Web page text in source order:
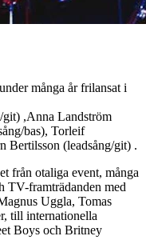
många år frilansat i
git) ,Anna Landström
bas), Torleif
Bertilsson (leadsång/git) .
från otaliga event, många
TV-framträdanden med
Uggla, Tomas
till internationella
Boys och Britney